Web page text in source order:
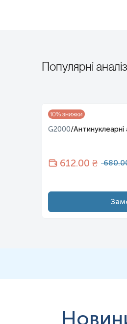
Популярні
10% знижки
G2000/Антинуклеарні
612.00 ₴